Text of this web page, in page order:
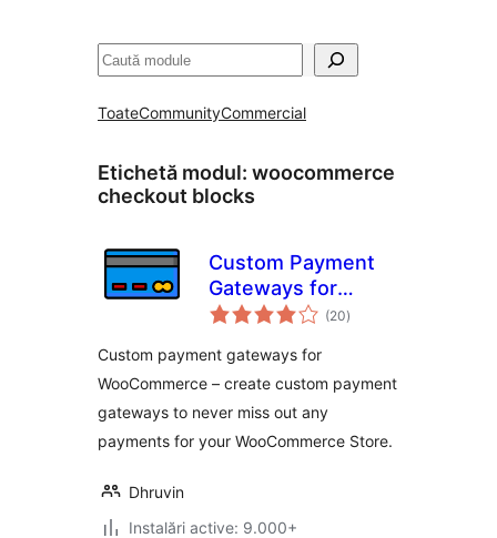
Caută
ToateCommunityCommercial
Etichetă modul: woocommerce
checkout blocks
Custom Payment
Gateways for
WooCommerce
(20total
aprecieri
)
Custom payment gateways for
WooCommerce – create custom payment
gateways to never miss out any
payments for your WooCommerce Store.
Dhruvin
Instalări active: 9.000+